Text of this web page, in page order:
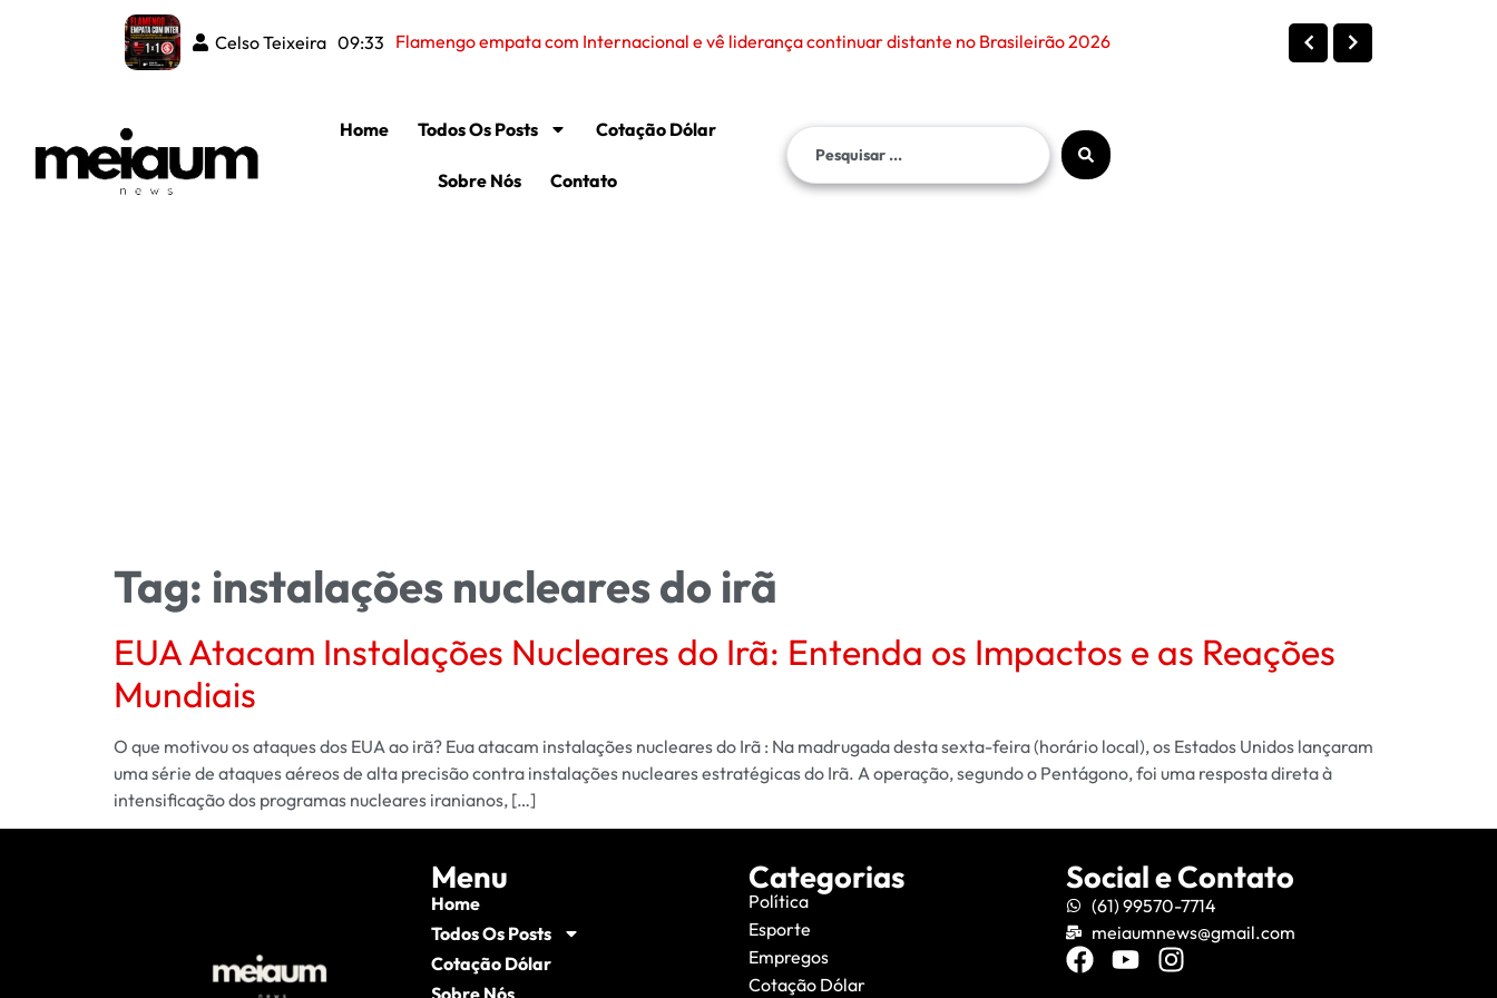
Celso Teixeira 09:33 Flamengo empata com Internacional e vê liderança continuar distante no Brasileirão 2026
Home Todos Os Posts Cotação Dólar
Sobre Nós Contato
Tag: instalações nucleares do irã
EUA Atacam Instalações Nucleares do Irã: Entenda os Impactos e as Reações
Mundiais
O que motivou os ataques dos EUA ao irã? Eua atacam instalações nucleares do Irã : Na madrugada desta sexta-feira (horário local), os Estados Unidos lançaram
uma série de ataques aéreos de alta precisão contra instalações nucleares estratégicas do Irã. A operação, segundo o Pentágono, foi uma resposta direta à
intensificação dos programas nucleares iranianos, […]
Menu
Home
Todos Os Posts
Cotação Dólar
Categorias
Política
Esporte
Empregos
Cotação Dólar
Social e Contato
(61) 99570-7714
meiaumnews@gmail.com